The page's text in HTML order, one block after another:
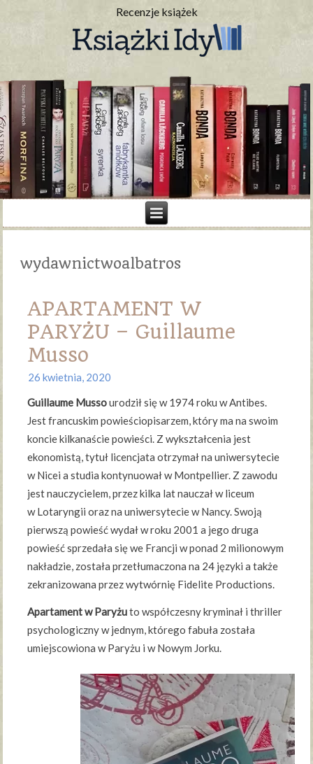
Recenzje książek
wydawnictwoalbatros
APARTAMENT W
PARYŻU – Guillaume
Musso
26 kwietnia, 2020
Guillaume Mussourodził się w 1974 roku w Antibes.
Jest francuskim powieściopisarzem, który ma na swoim
koncie kilkanaście powieści. Z wykształcenia jest
ekonomistą, tytuł licencjata otrzymał na uniwersytecie
w Nicei a studia kontynuował w Montpellier. Z zawodu
jest nauczycielem, przez kilka lat nauczał w liceum
w Lotaryngii oraz na uniwersytecie w Nancy. Swoją
pierwszą powieść wydał w roku 2001 a jego druga
powieść sprzedała się we Francji w ponad 2 milionowym
nakładzie, została przetłumaczona na 24 języki a także
zekranizowana przez wytwórnię Fidelite Productions.
Apartament w Paryżuto współczesny kryminał i thriller
psychologiczny w jednym, którego fabuła została
umiejscowiona w Paryżu i w Nowym Jorku.